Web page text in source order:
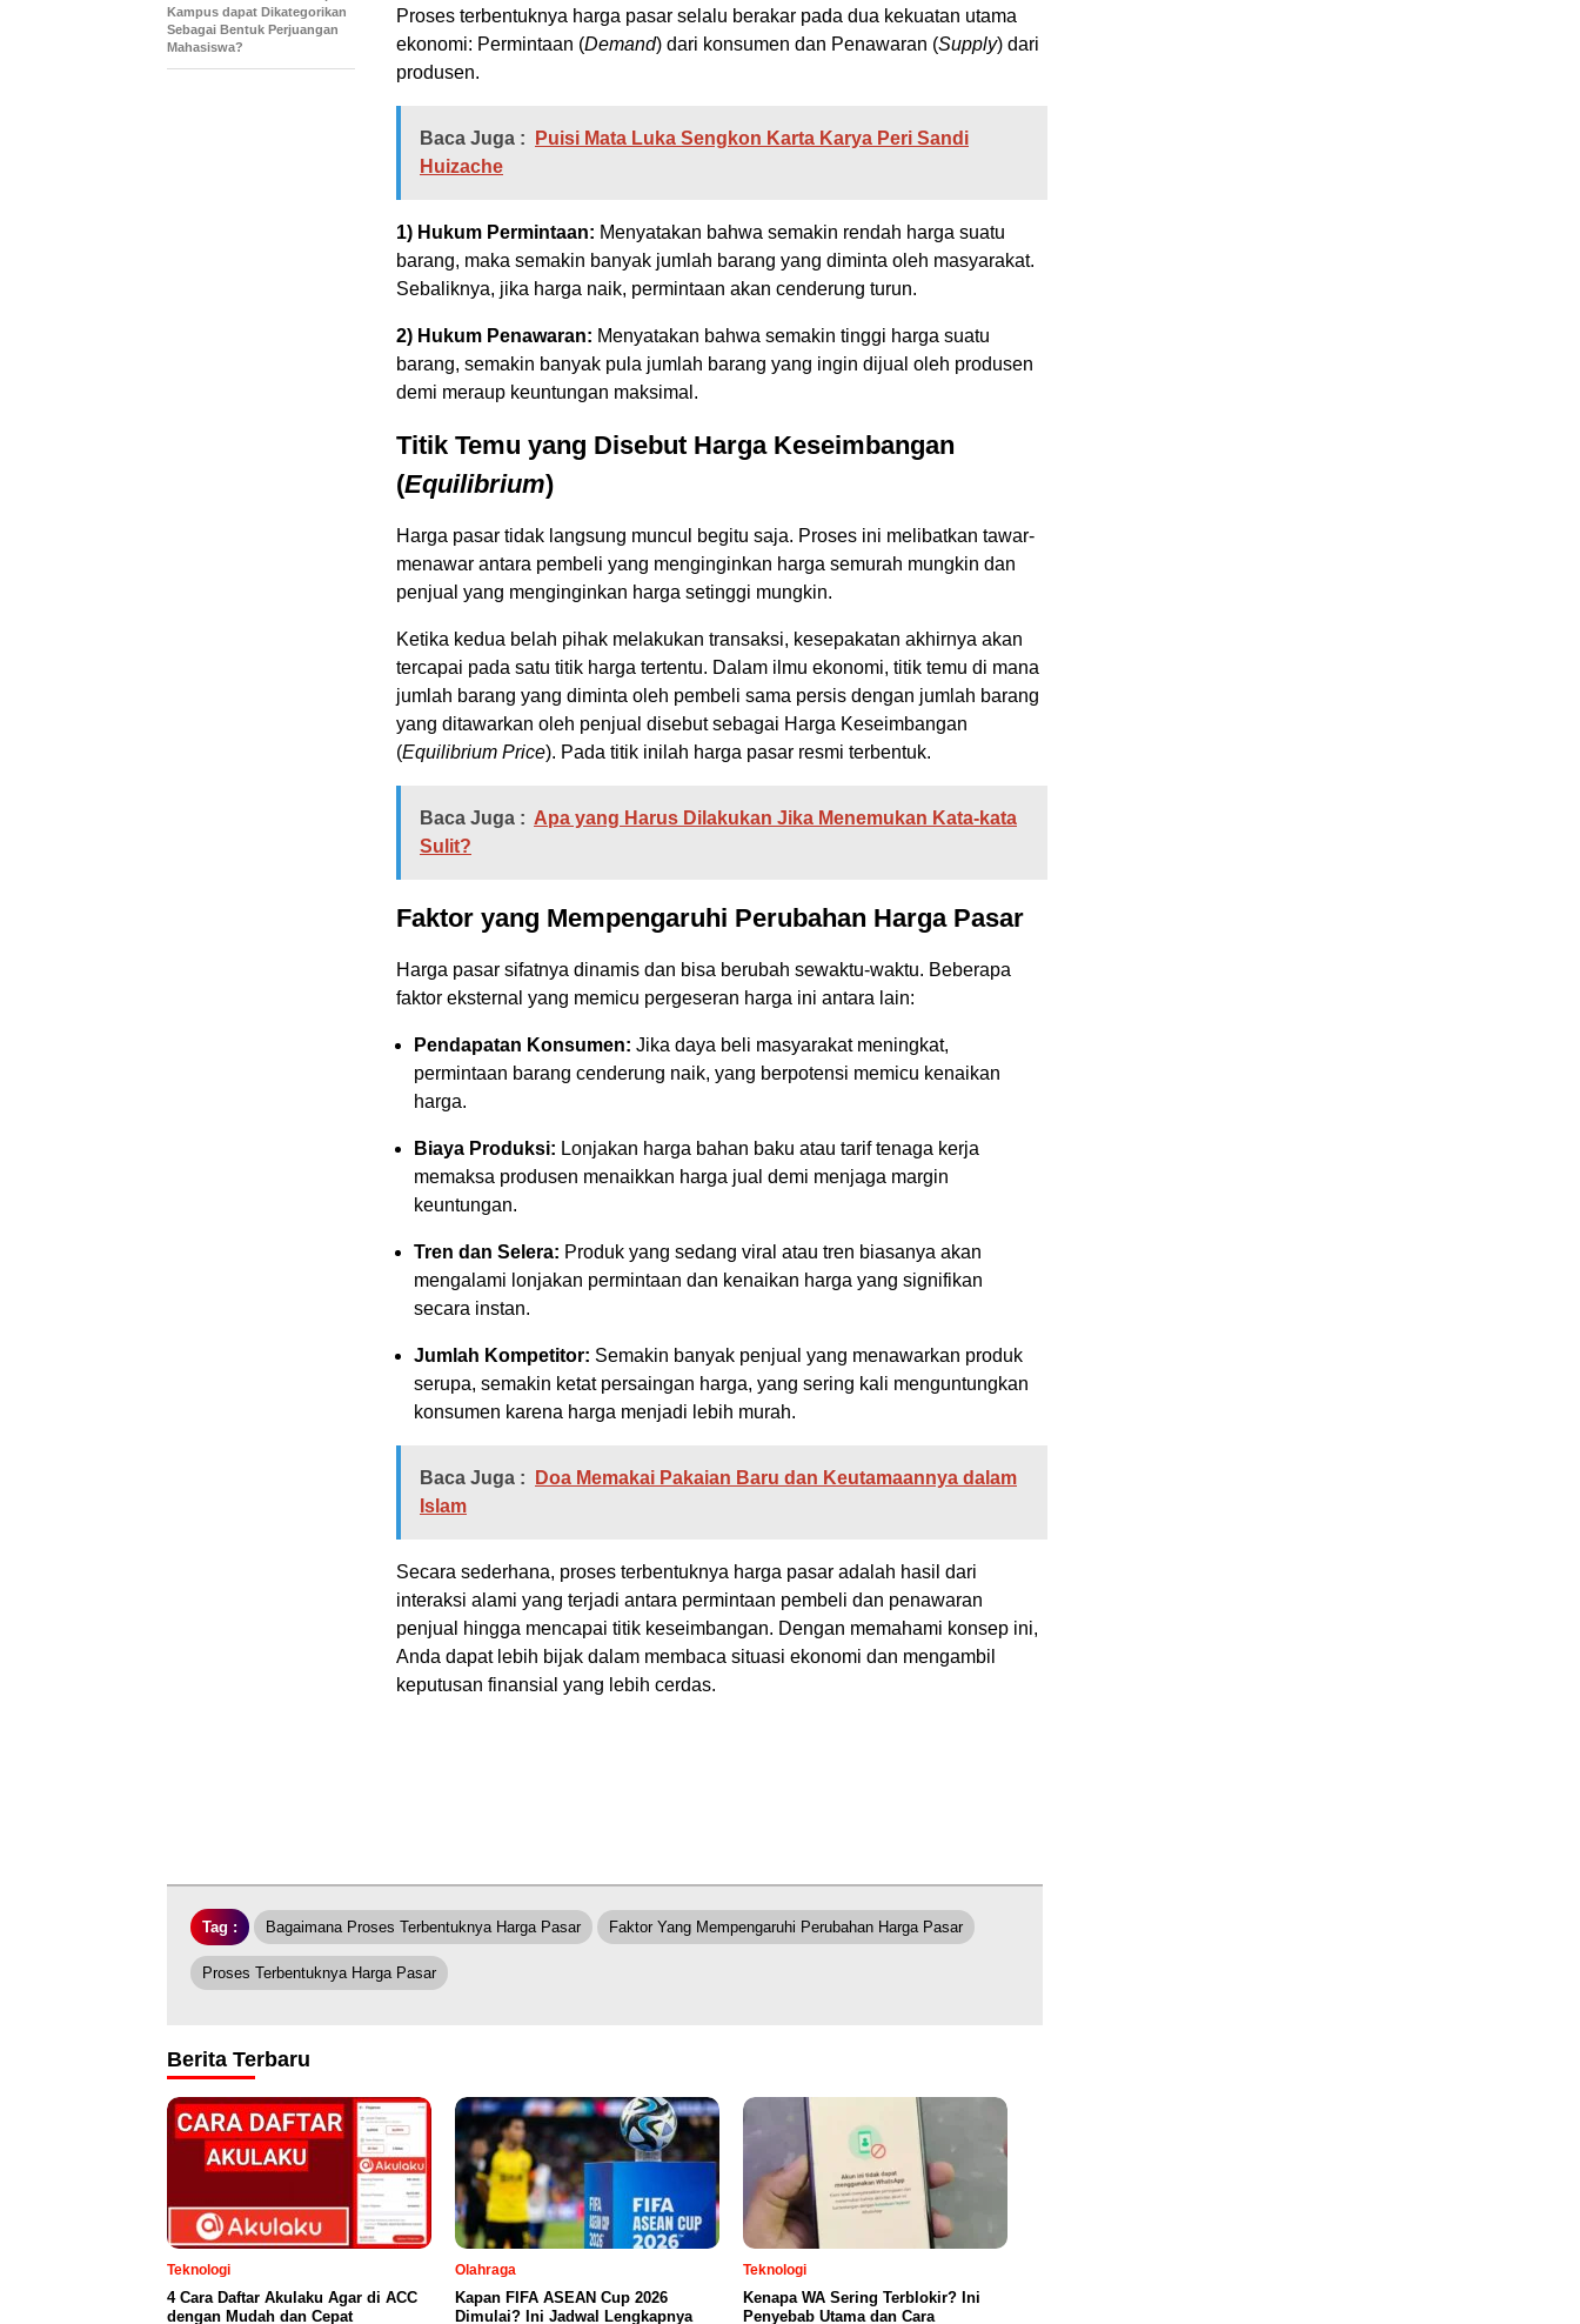
Proses terbentuknya harga pasar selalu berakar pada dua kekuatan utama
ekonomi: Permintaan (Demand) dari konsumen dan Penawaran (Supply) dari
produsen.
Baca Juga :
Puisi Mata Luka Sengkon Karta Karya Peri Sandi
Huizache
1) Hukum Permintaan: Menyatakan bahwa semakin rendah harga suatu
barang, maka semakin banyak jumlah barang yang diminta oleh masyarakat.
Sebaliknya, jika harga naik, permintaan akan cenderung turun.
2) Hukum Penawaran: Menyatakan bahwa semakin tinggi harga suatu
barang, semakin banyak pula jumlah barang yang ingin dijual oleh produsen
demi meraup keuntungan maksimal.
Titik Temu yang Disebut Harga Keseimbangan
(Equilibrium)
Harga pasar tidak langsung muncul begitu saja. Proses ini melibatkan tawar-
menawar antara pembeli yang menginginkan harga semurah mungkin dan
penjual yang menginginkan harga setinggi mungkin.
Ketika kedua belah pihak melakukan transaksi, kesepakatan akhirnya akan
tercapai pada satu titik harga tertentu. Dalam ilmu ekonomi, titik temu di mana
jumlah barang yang diminta oleh pembeli sama persis dengan jumlah barang
yang ditawarkan oleh penjual disebut sebagai Harga Keseimbangan
(Equilibrium Price). Pada titik inilah harga pasar resmi terbentuk.
Baca Juga : Apa yang Harus Dilakukan Jika Menemukan Kata-kata
Sulit?
Faktor yang Mempengaruhi Perubahan Harga Pasar
Harga pasar sifatnya dinamis dan bisa berubah sewaktu-waktu. Beberapa
faktor eksternal yang memicu pergeseran harga ini antara lain:
Pendapatan Konsumen: Jika daya beli masyarakat meningkat,
permintaan barang cenderung naik, yang berpotensi memicu kenaikan
harga.
Biaya Produksi: Lonjakan harga bahan baku atau tarif tenaga kerja
memaksa produsen menaikkan harga jual demi menjaga margin
keuntungan.
Tren dan Selera: Produk yang sedang viral atau tren biasanya akan
mengalami lonjakan permintaan dan kenaikan harga yang signifikan
secara instan.
Jumlah Kompetitor: Semakin banyak penjual yang menawarkan produk
serupa, semakin ketat persaingan harga, yang sering kali menguntungkan
konsumen karena harga menjadi lebih murah.
Baca Juga :
Doa Memakai Pakaian Baru dan Keutamaannya dalam
Islam
Secara sederhana, proses terbentuknya harga pasar adalah hasil dari
interaksi alami yang terjadi antara permintaan pembeli dan penawaran
penjual hingga mencapai titik keseimbangan. Dengan memahami konsep ini,
Anda dapat lebih bijak dalam membaca situasi ekonomi dan mengambil
keputusan finansial yang lebih cerdas.
Kampus dapat Dikategorikan
Sebagai Bentuk Perjuangan
Mahasiswa?
Tag : Bagaimana Proses Terbentuknya Harga Pasar Faktor Yang Mempengaruhi Perubahan Harga Pasar
Proses Terbentuknya Harga Pasar
Berita Terbaru
Teknologi
4 Cara Daftar Akulaku Agar di ACC
dengan Mudah dan Cepat
Olahraga
Kapan FIFA ASEAN Cup 2026
Dimulai? Ini Jadwal Lengkapnya
Teknologi
Kenapa WA Sering Terblokir? Ini
Penyebab Utama dan Cara